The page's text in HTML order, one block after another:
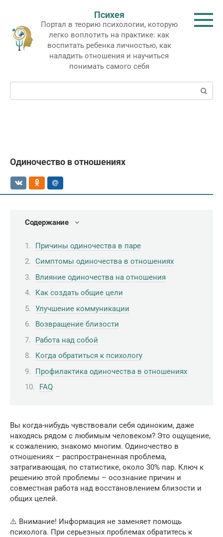
контенту
Психея
Портал в теорию психологии, которую
легко воплотить на практике: как
воспитать ребенка личностью, как
наладить отношения и научиться
понимать самого себя
Поиск:
Одиночество в отношениях
Содержание
Причины одиночества в паре
Симптомы одиночества в отношениях
Влияние одиночества на отношения
Как создать общие цели
Улучшение коммуникации
Возвращение близости
Работа над собой
Когда обратиться к психологу
Профилактика одиночества в отношениях
FAQ
Вы когда-нибудь чувствовали себя одиноким, даже
находясь рядом с любимым человеком? Это ощущение,
к сожалению, знакомо многим. Одиночество в
отношениях – распространенная проблема,
затрагивающая, по статистике, около 30% пар. Ключ к
решению этой проблемы – осознание причин и
совместная работа над восстановлением близости и
общих целей.
⚠️ Внимание! Информация не заменяет помощь
психолога. При серьезных проблемах обратитесь к